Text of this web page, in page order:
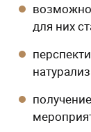
для них